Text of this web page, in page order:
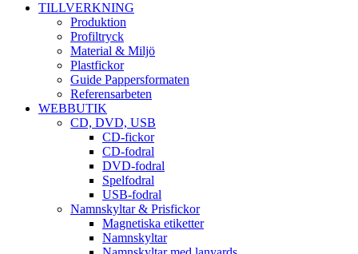
TILLVERKNING
Produktion
Profiltryck
Material & Miljö
Plastfickor
Guide Pappersformaten
Referensarbeten
WEBBUTIK
CD, DVD, USB
CD-fickor
CD-fodral
DVD-fodral
Spelfodral
USB-fodral
Namnskyltar & Prisfickor
Magnetiska etiketter
Namnskyltar